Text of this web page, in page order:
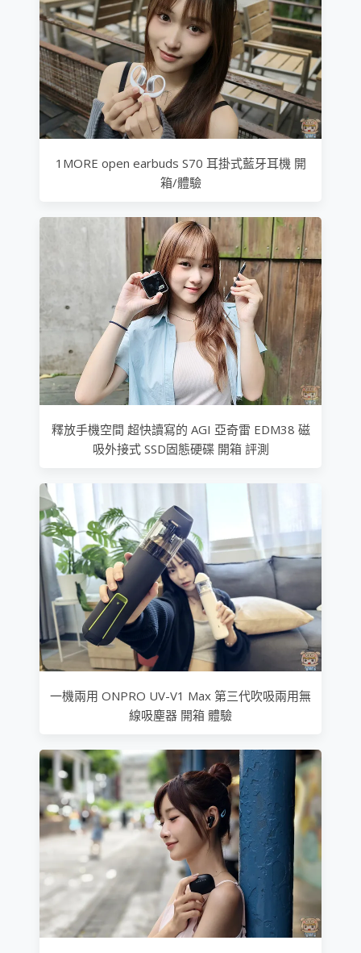
1MORE open earbuds S70 耳掛式藍牙耳機 開
箱/體驗
釋放手機空間 超快讀寫的 AGI 亞奇雷 EDM38 磁
吸外接式 SSD固態硬碟 開箱 評測
一機兩用 ONPRO UV-V1 Max 第三代吹吸兩用無
線吸塵器 開箱 體驗